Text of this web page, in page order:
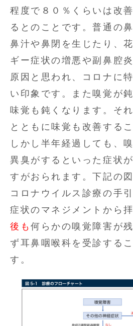
程度で８０％くらいは改
るとのことです。普通の
鼻汁や鼻閉を生じたり、
ギー症状の増悪や副鼻腔
原因と思われ、コロナに
い印象です。また嗅覚が
味覚も鈍くなります。そ
とともに味覚も改善する
しかし半年経過しても、
異臭がするといった症状
すがおられます。下記の
コロナウイルス診療の手
症状のマネジメントから拝
後も何らかの嗅覚障害が
ず耳鼻咽喉科を受診する
す。